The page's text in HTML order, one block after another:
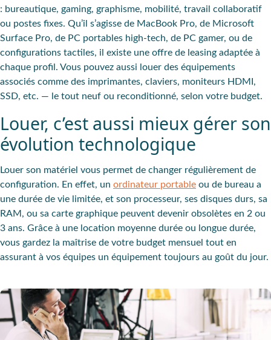
: bureautique, gaming, graphisme, mobilité, travail collaboratif
ou postes fixes. Qu’il s’agisse de MacBook Pro, de Microsoft
Surface Pro, de PC portables high-tech, de PC gamer, ou de
configurations tactiles, il existe une offre de leasing adaptée à
chaque profil. Vous pouvez aussi louer des équipements
associés comme des imprimantes, claviers, moniteurs HDMI,
SSD, etc. — le tout neuf ou reconditionné, selon votre budget.
Louer, c’est aussi mieux gérer son
évolution technologique
Louer son matériel vous permet de changer régulièrement de
configuration. En effet, un ordinateur portable ou de bureau a
une durée de vie limitée, et son processeur, ses disques durs, sa
RAM, ou sa carte graphique peuvent devenir obsolètes en 2 ou
3 ans. Grâce à une location moyenne durée ou longue durée,
vous gardez la maîtrise de votre budget mensuel tout en
assurant à vos équipes un équipement toujours au goût du jour.